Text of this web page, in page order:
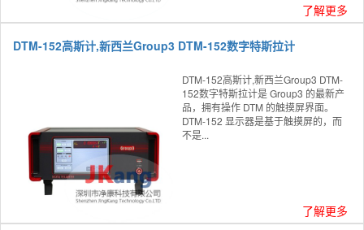
了解更多
DTM-152高斯计,新西兰Group3 DTM-152数字特斯拉计
DTM-152高斯计,新西兰Group3 DTM-
152数字特斯拉计是 Group3 的最新产
品，拥有操作 DTM 的触摸屏界面。
DTM-152 显示器是基于触摸屏的，而
不是...
了解更多